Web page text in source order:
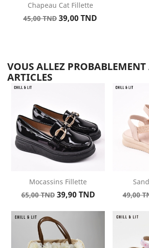
Chapeau Cat Fillette
Prix
45,00 TND Prix
39,00 TND
VOUS ALLEZ PROBABLEMENT
ARTICLES
Mocassins Fillette
Prix
base
65,00 TND Prix
39,90 TND
Prix
base
49,00